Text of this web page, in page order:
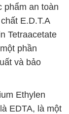
phẩm an toàn
E.D.T.A
Tetraacetate
phần
và bảo
Ethylen
EDTA, là một